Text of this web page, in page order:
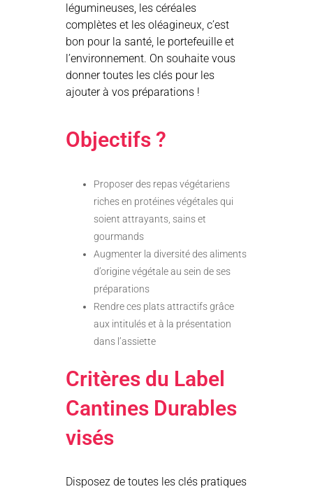
légumineuses, les céréales
complètes et les oléagineux, c’est
bon pour la santé, le portefeuille et
l’environnement. On souhaite vous
donner toutes les clés pour les
ajouter à vos préparations !
Objectifs ?
Proposer des repas végétariens
riches en protéines végétales qui
soient attrayants, sains et
gourmands
Augmenter la diversité des aliments
d’origine végétale au sein de ses
préparations
Rendre ces plats attractifs grâce
aux intitulés et à la présentation
dans l’assiette
Critères du Label
Cantines Durables
visés
Disposez de toutes les clés pratiques